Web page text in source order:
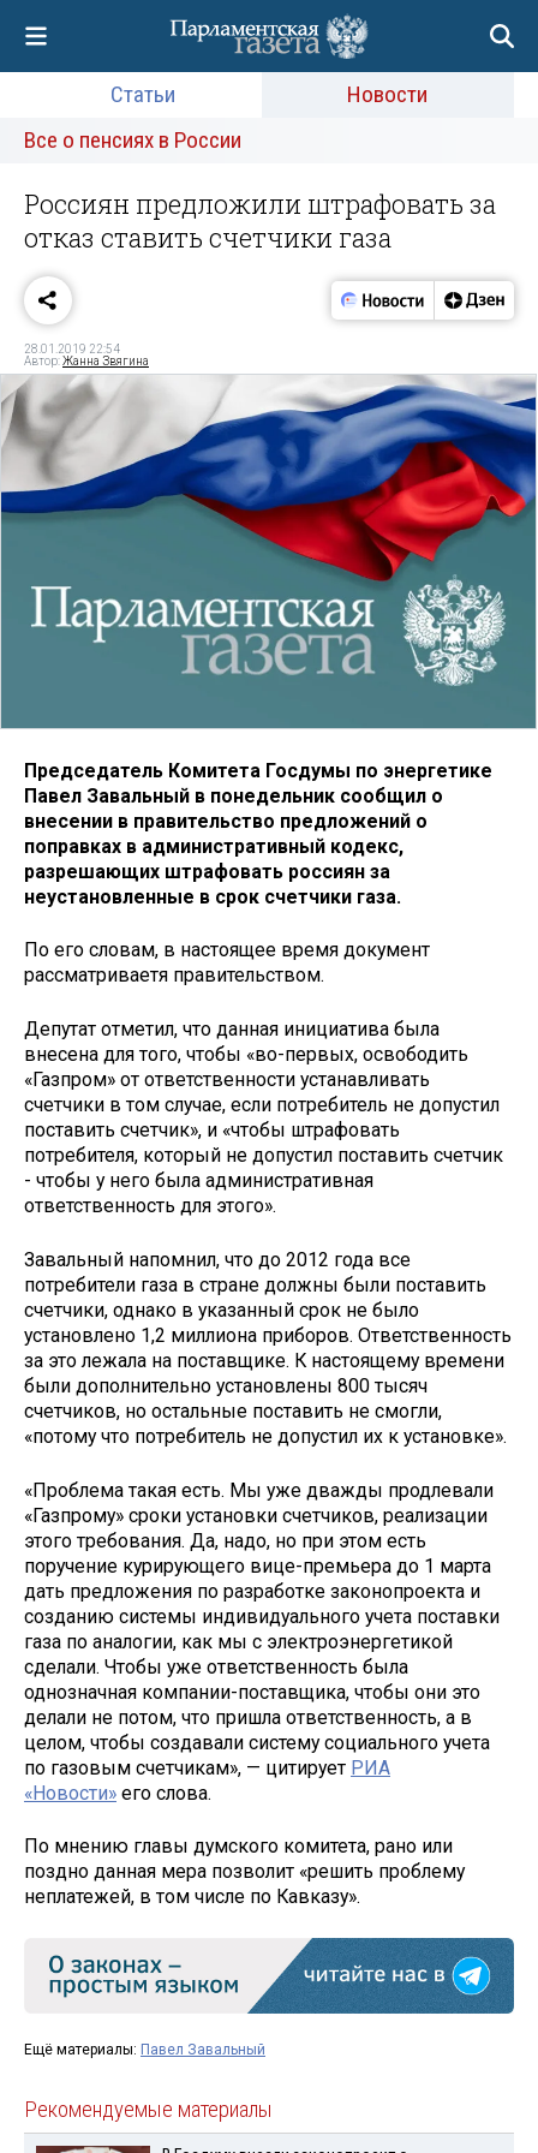
Статьи
Новости
Все о пенсиях в России
Россиян предложили штрафовать за
отказ ставить счетчики газа
28.01.2019 22:54
Автор:Жанна Звягина
Председатель Комитета Госдумы по энергетике
Павел Завальный в понедельник сообщил о
внесении в правительство предложений о
поправках в административный кодекс,
разрешающих штрафовать россиян за
неустановленные в срок счетчики газа.
По его словам, в настоящее время документ
рассматриваетя правительством.
Депутат отметил, что данная инициатива была
внесена для того, чтобы «во-первых, освободить
«Газпром» от ответственности устанавливать
счетчики в том случае, если потребитель не допустил
поставить счетчик», и «чтобы штрафовать
потребителя, который не допустил поставить счетчик
- чтобы у него была административная
ответственность для этого».
Завальный напомнил, что до 2012 года все
потребители газа в стране должны были поставить
счетчики, однако в указанный срок не было
установлено 1,2 миллиона приборов. Ответственность
за это лежала на поставщике. К настоящему времени
были дополнительно установлены 800 тысяч
счетчиков, но остальные поставить не смогли,
«потому что потребитель не допустил их к установке».
«Проблема такая есть. Мы уже дважды продлевали
«Газпрому» сроки установки счетчиков, реализации
этого требования. Да, надо, но при этом есть
поручение курирующего вице-премьера до 1 марта
дать предложения по разработке законопроекта и
созданию системы индивидуального учета поставки
газа по аналогии, как мы с электроэнергетикой
сделали. Чтобы уже ответственность была
однозначная компании-поставщика, чтобы они это
делали не потом, что пришла ответственность, а в
целом, чтобы создавали систему социального учета
по газовым счетчикам», — цитирует РИА
«Новости» его слова.
По мнению главы думского комитета, рано или
поздно данная мера позволит «решить проблему
неплатежей, в том числе по Кавказу».
Ещё материалы: Павел Завальный
Рекомендуемые материалы